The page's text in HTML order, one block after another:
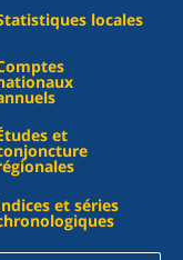
locales
et
et séries